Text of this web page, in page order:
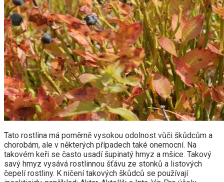
Tato rostlina má poměrně vysokou odolnost vůči škůdcům a
chorobám, ale v některých případech také onemocní. Na
takovém keři se často usadí šupinatý hmyz a mšice. Takový
savý hmyz vysává rostlinnou šťávu ze stonků a listových
čepelí rostliny. K ničení takových škůdců se používají